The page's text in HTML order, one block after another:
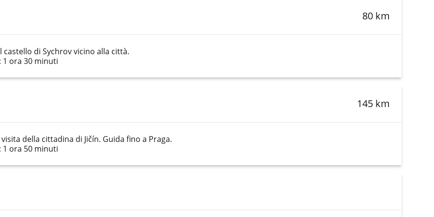
80 km
di Sychrov vicino alla città.
ora 30 minuti
145 km
della cittadina di Jičín. Guida fino a Praga.
ora 50 minuti